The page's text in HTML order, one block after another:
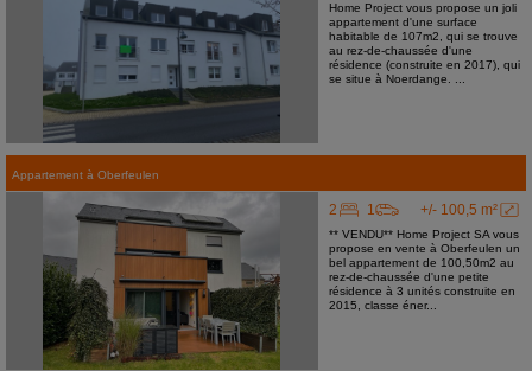
Home Project vous propose un joli
appartement d'une surface
habitable de 107m2, qui se trouve
au rez-de-chaussée d'une
résidence (construite en 2017), qui
se situe à Noerdange. ...
Appartement à Oberfeulen
+/- 100,5 m²
2 1
** VENDU** Home Project SA vous
propose en vente à Oberfeulen un
bel appartement de 100,50m2 au
rez-de-chaussée d'une petite
résidence à 3 unités construite en
2015, classe éner...